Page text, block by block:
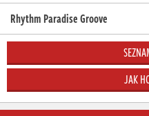
Rhythm Paradise Groove
JAK